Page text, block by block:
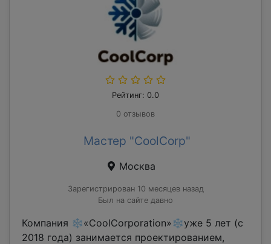
Рейтинг: 0.0
0 отзывов
Мастер "CoolCorp"
Москва
Зарегистрирован 10 месяцев назад
Был на сайте давно
Компания ❄«CoolCorporation»❄уже 5 лет (с
2018 года) занимается проектированием,